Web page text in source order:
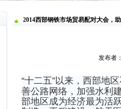
2014西部钢铁市场贸易配对大会，
发布者
“十二五”以来，西部地
善公路网络，加强水利
部地区成为经济最为活